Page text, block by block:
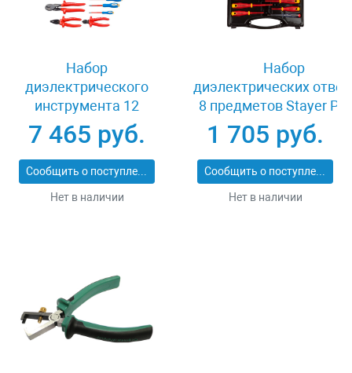
Набор
диэлектрического
инструмента 12
предметов Зубр
ПРОФИ ЭЛЕКТРИК
2214-H12_z01
7 465 руб.
Сообщить о поступлении
Нет в наличии
Набор
диэлектрических
8 предметов Stayer
ELECTRO 25145-
1 705 руб.
Сообщить о поступлении
Нет в наличии